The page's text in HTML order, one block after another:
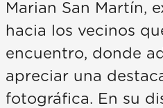
Marian San Martín,
hacia los vecinos
encuentro, donde
apreciar una
fotográfica. En su